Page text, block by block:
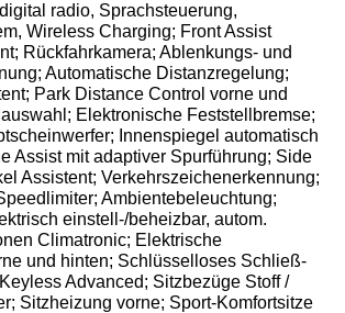
radio, Sprachsteuerung,
Wireless Charging; Front Assist
Rückfahrkamera; Ablenkungs- und
Automatische Distanzregelung;
Park Distance Control vorne und
Elektronische Feststellbremse;
Innenspiegel automatisch
Assist mit adaptiver Spurführung; Side
Assistent; Verkehrszeichenerkennung;
Ambientebeleuchtung;
einstell-/beheizbar, autom.
Climatronic; Elektrische
und hinten; Schlüsselloses Schließ-
Advanced; Sitzbezüge Stoff /
Sitzheizung vorne; Sport-Komfortsitze